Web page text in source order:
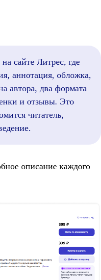
сайте Литрес, где
аннотация, обложка,
автора, два формата
и отзывы. Это
читатель,
описание каждого